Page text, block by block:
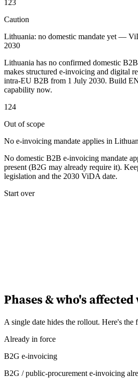
Experts
Unsere AutorenBeitragender werden
123
Caution
Lithuania: no domestic mandate yet —
2030
Lithuania has no confirmed domestic
makes structured e-invoicing and digital
intra-EU B2B from 1 July 2030. Build
capability now.
124
Out of scope
No e-invoicing mandate applies in
No domestic B2B e-invoicing mandate
present (B2G may already require it).
legislation and the 2030 ViDA date.
Start over
Phases & who's affected
A single date hides the rollout. Here's the
Already in force
B2G e-invoicing
B2G / public-procurement e-invoicing